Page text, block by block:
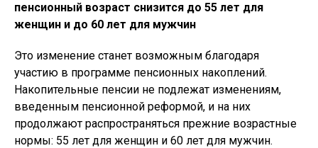
пенсионный возраст снизится до 55 лет для
женщин и до 60 лет для мужчин
Это изменение станет возможным благодаря
участию в программе пенсионных накоплений.
Накопительные пенсии не подлежат изменениям,
введенным пенсионной реформой, и на них
продолжают распространяться прежние возрастные
нормы: 55 лет для женщин и 60 лет для мужчин.